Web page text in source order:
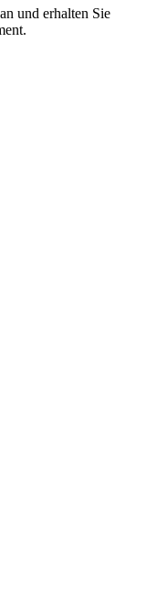
und erhalten Sie